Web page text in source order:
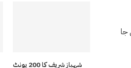
جا
شہباز شریف کا 200 یونٹ